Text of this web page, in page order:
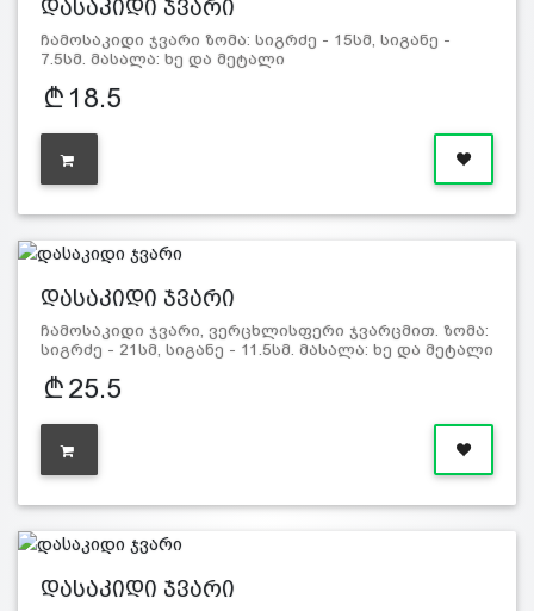
დასაკიდი ჯვარი
ჩამოსაკიდი ჯვარი ზომა: სიგრძე - 15სმ, სიგანე -
7.5სმ. მასალა: ხე და მეტალი
18.5
დასაკიდი ჯვარი
ჩამოსაკიდი ჯვარი, ვერცხლისფერი ჯვარცმით. ზომა:
სიგრძე - 21სმ, სიგანე - 11.5სმ. მასალა: ხე და მეტალი
25.5
დასაკიდი ჯვარი